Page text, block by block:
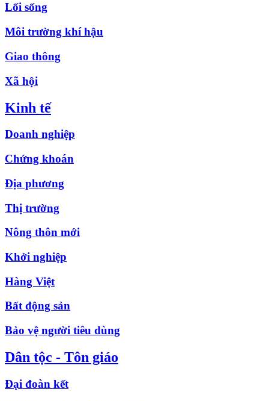
Lối sống
Môi trường khí hậu
Giao thông
Xã hội
Kinh tế
Doanh nghiệp
Chứng khoán
Địa phương
Thị trường
Nông thôn mới
Khởi nghiệp
Hàng Việt
Bất động sản
Bảo vệ người tiêu dùng
Dân tộc - Tôn giáo
Đại đoàn kết